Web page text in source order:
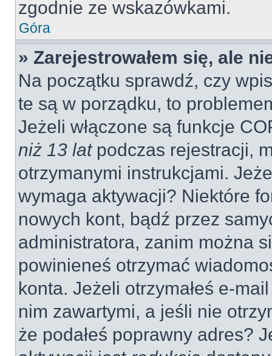
zgodnie ze wskazówkami.
Góra
» Zarejestrowałem się, ale
Na początku sprawdź, czy
te są w porządku, to
Jeżeli włączone są funkcje
niż 13 latpodczas rejestracji,
otrzymanymi instrukcjami.
wymaga aktywacji? Niektóre
nowych kont, bądź przez
administratora, zanim można
powinieneś otrzymać
konta. Jeżeli otrzymałeś e-
nim zawartymi, a jeśli nie
że podałeś poprawny adres?